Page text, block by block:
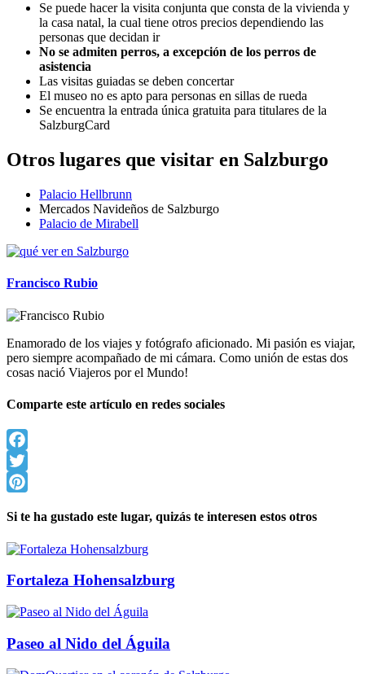
Se puede hacer la visita conjunta que consta de la vivienda y
la casa natal, la cual tiene otros precios dependiendo las
personas que decidan ir
No se admiten perros, a excepción de los perros de
asistencia
Las visitas guiadas se deben concertar
El museo no es apto para personas en sillas de rueda
Se encuentra la entrada única gratuita para titulares de la
SalzburgCard
Otros lugares que visitar en Salzburgo
Palacio Hellbrunn
Mercados Navideños de Salzburgo
Palacio de Mirabell
Francisco Rubio
Enamorado de los viajes y fotógrafo aficionado. Mi pasión es viajar,
pero siempre acompañado de mi cámara. Como unión de estas dos
cosas nació Viajeros por el Mundo!
Comparte este artículo en redes sociales
Facebook
Twitter
Si te ha gustado este lugar, quizás te interesen estos otros
Fortaleza Hohensalzburg
Paseo al Nido del Águila